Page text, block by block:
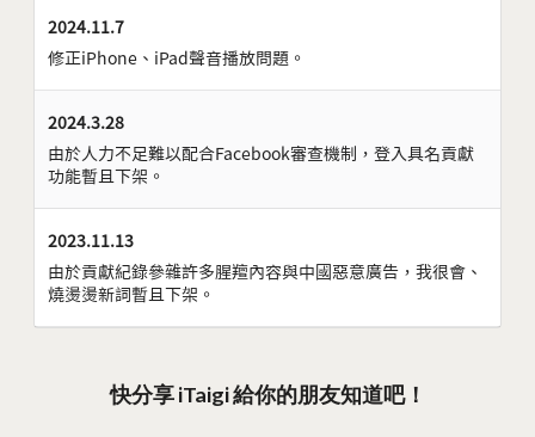
2024.11.7
修正iPhone、iPad聲音播放問題。
2024.3.28
由於人力不足難以配合Facebook審查機制，登入具名貢獻
功能暫且下架。
2023.11.13
由於貢獻紀錄參雜許多腥羶內容與中國惡意廣告，我很會、
燒燙燙新詞暫且下架。
快分享 iTaigi 給你的朋友知道吧！